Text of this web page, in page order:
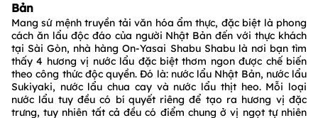
Bản
Mang sứ mệnh truyền tải văn hóa ẩm thực, đặc biệt là phong
cách ăn lẩu độc đáo của người Nhật Bản đến với thực khách
tại Sài Gòn, nhà hàng On-Yasai Shabu Shabu là nơi bạn tìm
thấy 4 hương vị nước lẩu đặc biệt thơm ngon được chế biến
theo công thức độc quyền. Đó là: nước lẩu Nhật Bản, nước lẩu
Sukiyaki, nước lẩu chua cay và nước lẩu thịt heo. Mỗi loại
nước lẩu tuy đều có bí quyết riêng để tạo ra hương vị đặc
trưng, tuy nhiên tất cả đều có điểm chung ở vị ngọt tự nhiên